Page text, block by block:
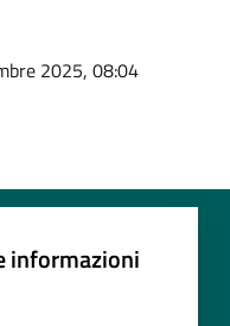
2025, 08:04
informazioni